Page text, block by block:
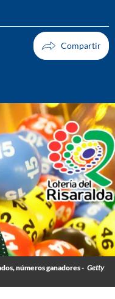
números ganadores - Getty